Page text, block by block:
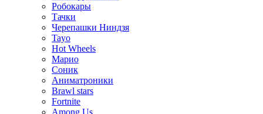
Робокары
Тачки
Черепашки Ниндзя
Tayo
Hot Wheels
Марио
Соник
Аниматроники
Brawl stars
Fortnite
Among Us